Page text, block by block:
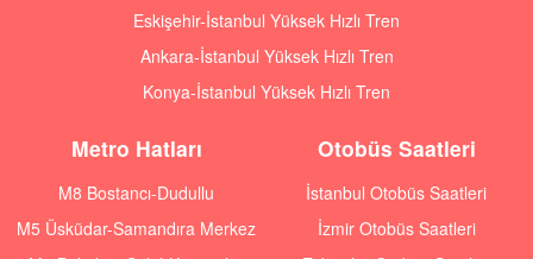
Eskişehir-İstanbul Yüksek Hızlı Tren
Ankara-İstanbul Yüksek Hızlı Tren
Konya-İstanbul Yüksek Hızlı Tren
Metro Hatları
M8 Bostancı-Dudullu
M5 Üsküdar-Samandıra Merkez
Otobüs Saatleri
İstanbul Otobüs Saatleri
İzmir Otobüs Saatleri